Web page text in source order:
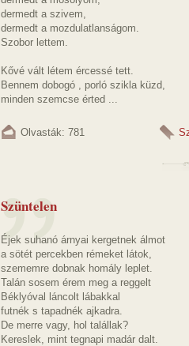
dermedt a szivem,
dermedt a mozdulatlanságom.
Szobor lettem.
Kővé vált létem ércessé tett.
Bennem dobogó , porló szikla küzd,
minden szemcse érted ...
Olvasták: 781
Szüntelen
Éjek suhanó árnyai kergetnek álmot
a sötét percekben rémeket látok,
szememre dobnak homály leplet.
Talán sosem érem meg a reggelt
Béklyóval láncolt lábakkal
futnék s tapadnék ajkadra.
De merre vagy, hol talállak?
Kereslek, mint tegnapi madár dalt.